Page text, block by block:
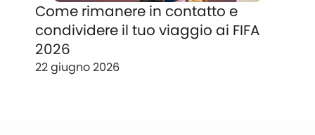
Come rimanere in contatto e
condividere il tuo viaggio ai FIFA
2026
22 giugno 2026